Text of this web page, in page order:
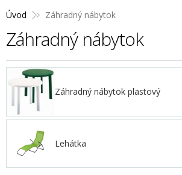
Úvod Záhradný nábytok
Záhradný nábytok
Záhradný nábytok plastový
Lehátka